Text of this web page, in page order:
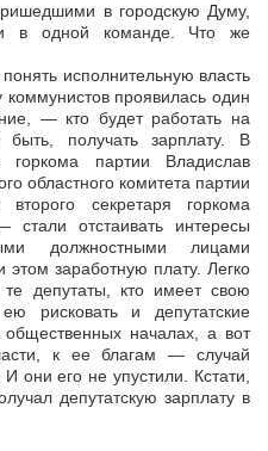
в городскую Думу,
в одной команде. Что же
исполнительную власть
проявилась один
— кто будет работать на
получать зарплату. В
горкома партии Владислав
областного комитета партии
секретаря горкома
стали отстаивать интересы
должностными лицами
заработную плату. Легко
депутаты, кто имеет свою
рисковать и депутатские
началах, а вот
к ее благам — случай
они его не упустили. Кстати,
депутатскую зарплату в